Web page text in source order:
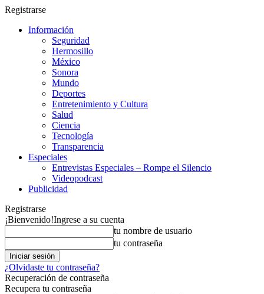
Registrarse
Información
Seguridad
Hermosillo
México
Sonora
Mundo
Deportes
Entretenimiento y Cultura
Salud
Ciencia
Tecnología
Transparencia
Especiales
Entrevistas Especiales – Rompe el Silencio
Videopodcast
Publicidad
Registrarse
¡Bienvenido!Ingrese a su cuenta
tu nombre de usuario
tu contraseña
¿Olvidaste tu contraseña?
Recuperación de contraseña
Recupera tu contraseña